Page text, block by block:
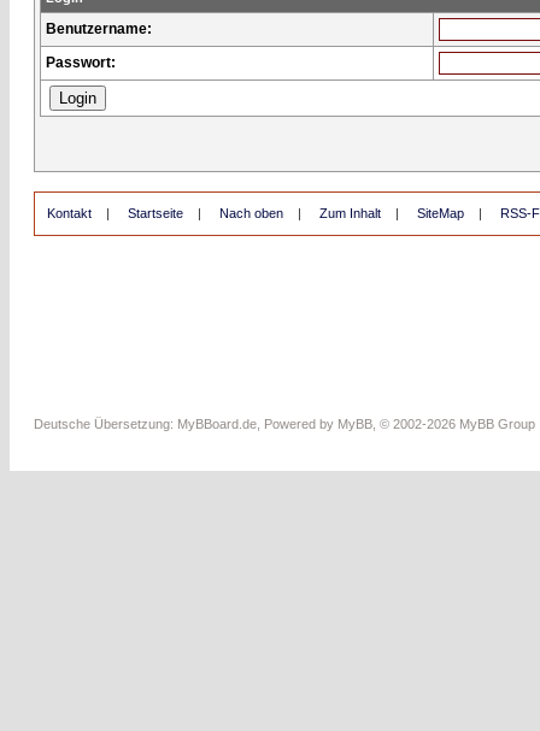
Benutzername:
Passwort:
Kontakt | Startseite | Nach oben | Zum Inhalt | SiteMap | RSS-
Deutsche Übersetzung: MyBBoard.de , Powered by MyBB , © 2002-2026 MyBB Group